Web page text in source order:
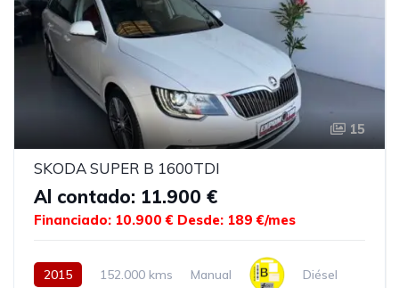
15
SKODA SUPER B 1600TDI
Al contado: 11.900 €
Financiado: 10.900 € Desde: 189 €/mes
2015 152.000 kms Manual Diésel